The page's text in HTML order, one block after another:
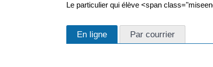
Le particulier qui élève <span
En ligne Par courrier